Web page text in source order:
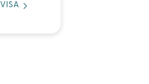
VISA